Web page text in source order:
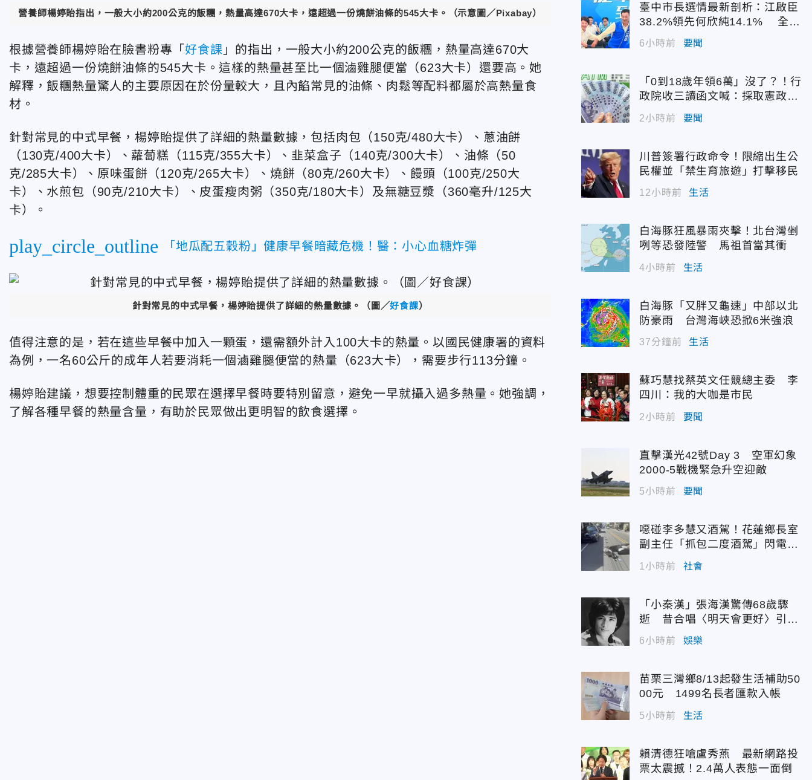
營養師楊婷貽指出，一般大小約200公克的飯糰，熱量高達670大卡，遠超過一份燒餅油條的545大卡。（示意圖／Pixabay）
根據營養師楊婷貽在臉書粉專「好食課 」的指出，一般大小約200公克的飯糰，熱量高達670大
卡，遠超過一份燒餅油條的545大卡。這樣的熱量甚至比一個滷雞腿便當（623大卡）還要高。她
解釋，飯糰熱量驚人的主要原因在於份量較大，且內餡常見的油條、肉鬆等配料都屬於高熱量食
材。
針對常見的中式早餐，楊婷貽提供了詳細的熱量數據，包括肉包（150克/480大卡）、蔥油餅
（130克/400大卡）、蘿蔔糕（115克/355大卡）、韭菜盒子（140克/300大卡）、油條（50
克/285大卡）、原味蛋餅（120克/265大卡）、燒餅（80克/260大卡）、饅頭（100克/250大
卡）、水煎包（90克/210大卡）、皮蛋瘦肉粥（350克/180大卡）及無糖豆漿（360毫升/125大
卡）。
play_circle_outline 「地瓜配五穀粉」健康早餐暗藏危機！醫：小心血糖炸彈
針對常見的中式早餐，楊婷貽提供了詳細的熱量數據。（圖／好食課）
值得注意的是，若在這些早餐中加入一顆蛋，還需額外計入100大卡的熱量。以國民健康署的資料
為例，一名60公斤的成年人若要消耗一個滷雞腿便當的熱量（623大卡），需要步行113分鐘。
楊婷貽建議，想要控制體重的民眾在選擇早餐時要特別留意，避免一早就攝入過多熱量。她強調，
了解各種早餐的熱量含量，有助於民眾做出更明智的飲食選擇。
臺中市長選情最新剖析：江啟臣
38.2%領先何欣純14.1% 全世
代支持度全面居首
6小時前 要聞
「0到18歲年領6萬」沒了？！行
政院收三讀函文喊：採取憲政作
為
2小時前 要聞
川普簽署行政命令！限縮出生公
民權並「禁生育旅遊」打擊移民
12小時前 生活
白海豚狂風暴雨夾擊！北台灣剉
咧等恐發陸警 馬祖首當其衝
4小時前 生活
白海豚「又胖又龜速」中部以北
防豪雨 台灣海峽恐掀6米強浪
37分鐘前 生活
蘇巧慧找蔡英文任競總主委 李
四川：我的大咖是市民
2小時前 要聞
直擊漢光42號Day 3 空軍幻象
2000-5戰機緊急升空迎敵
5小時前 要聞
噁碰李多慧又酒駕！花蓮鄉長室
副主任「抓包二度酒駕」閃電請
辭
1小時前 社會
「小秦漢」張海漢驚傳68歲驟
逝 昔合唱〈明天會更好〉引追
憶
6小時前 娛樂
苗栗三灣鄉8/13起發生活補助50
00元 1499名長者匯款入帳
5小時前 生活
賴清德狂嗆盧秀燕 最新網路投
票太震撼！2.4萬人表態一面倒